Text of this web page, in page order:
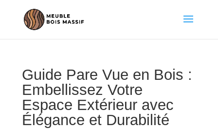
Guide Pare Vue en Bois :
Embellissez Votre
Espace Extérieur avec
Élégance et Durabilité